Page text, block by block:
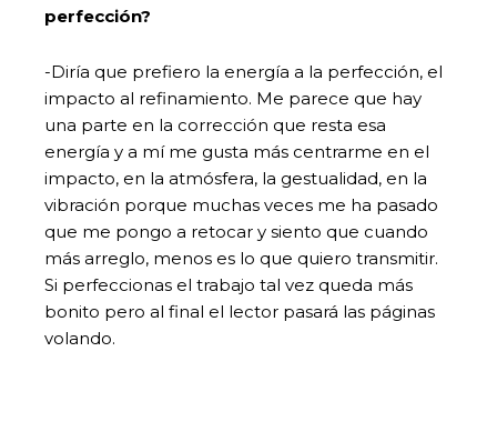
perfección?
-Diría que prefiero la energía a la perfección, el
impacto al refinamiento. Me parece que hay
una parte en la corrección que resta esa
energía y a mí me gusta más centrarme en el
impacto, en la atmósfera, la gestualidad, en la
vibración porque muchas veces me ha pasado
que me pongo a retocar y siento que cuando
más arreglo, menos es lo que quiero transmitir.
Si perfeccionas el trabajo tal vez queda más
bonito pero al final el lector pasará las páginas
volando.